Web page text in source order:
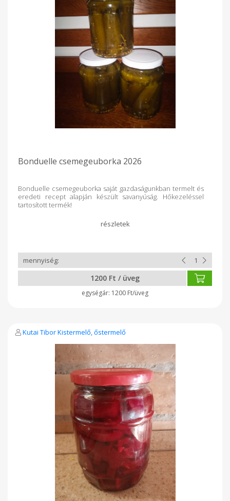
Bonduelle csemegeuborka 2026
Bonduelle csemegeuborka saját gazdaságunkban termelt és
eredeti recept alapján készült savanyúság. Hőkezeléssel
tartosított termék!
1200 Ft / üveg
1200 Ft/üveg
Kutai Tibor Kistermelő, őstermelő